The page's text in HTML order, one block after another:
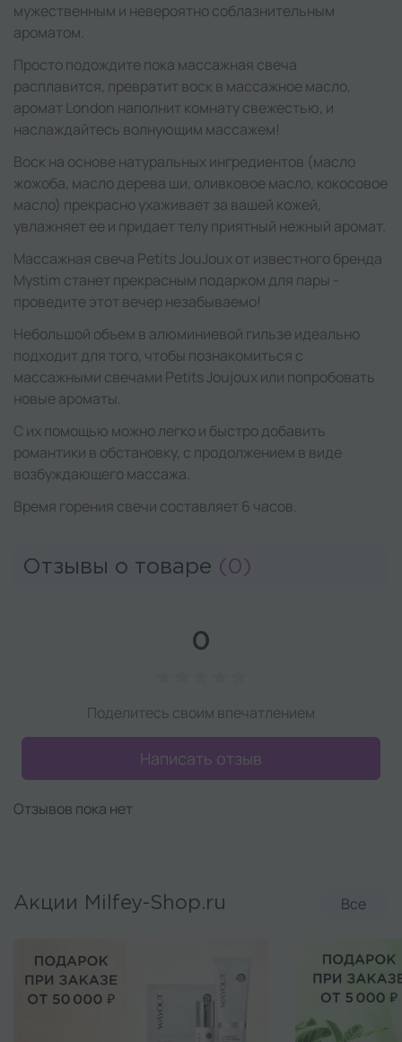
мужественным и невероятно соблазнительным
ароматом.
Просто подождите пока массажная свеча
расплавится, превратит воск в массажное масло,
аромат London наполнит комнату свежестью, и
наслаждайтесь волнующим массажем!
Воск на основе натуральных ингредиентов (масло
жожоба, масло дерева ши, оливковое масло, кокосовое
масло) прекрасно ухаживает за вашей кожей,
увлажняет ее и придает телу приятный нежный аромат.
Массажная свеча Petits JouJoux от известного бренда
Mystim станет прекрасным подарком для пары -
проведите этот вечер незабываемо!
Небольшой объем в алюминиевой гильзе идеально
подходит для того, чтобы познакомиться с
массажными свечами Petits Joujoux или попробовать
новые ароматы.
С их помощью можно легко и быстро добавить
романтики в обстановку, с продолжением в виде
возбуждающего массажа.
Время горения свечи составляет 6 часов.
Отзывы о товаре (0)
0
Поделитесь своим впечатлением
Написать отзыв
Отзывов пока нет
Акции Milfey-Shop.ru Все